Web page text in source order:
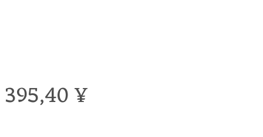
395,40¥